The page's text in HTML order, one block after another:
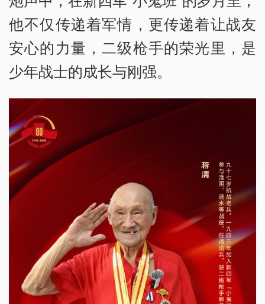
他不仅传递着军情，更传递着让战友
安心的力量，二级枪手的荣光里，是
少年战士的成长与刚强。